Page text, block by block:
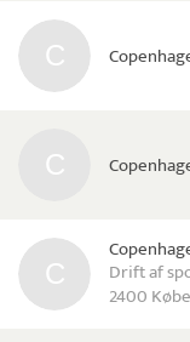
Drift af
2400